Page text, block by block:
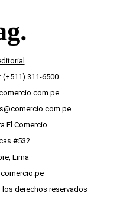
311-6500
El Comercio
#532
Lima
los derechos reservados